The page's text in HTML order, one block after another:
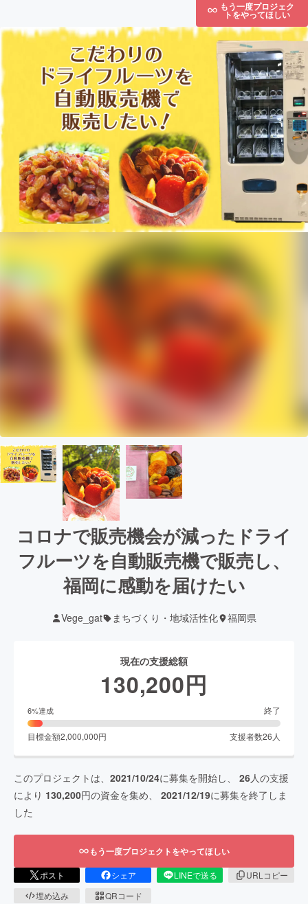
もう一度プロジェク
トをやってほしい
コロナで販売機会が減ったドライ
フルーツを自動販売機で販売し、
福岡に感動を届けたい
Vege_gat まちづくり・地域活性化 福岡県
現在の支援総額
130,200円
6%達成 終了
目標金額2,000,000円 支援者数26 人
このプロジェクトは、 2021/10/24に募集を開始し、 26人の支援
により 130,200円の資金を集め、 2021/12/19に募集を終了しま
した
もう一度プロジェクトをやってほしい
ポスト シェア LINEで送る
URLコピー
埋め込み
QRコード